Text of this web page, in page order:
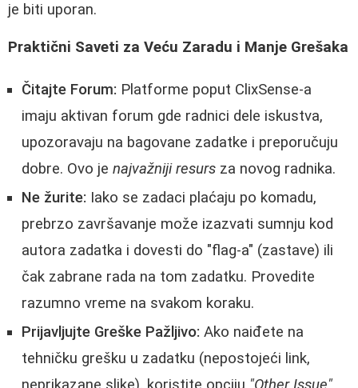
je biti uporan.
Praktični Saveti za Veću Zaradu i Manje Grešaka
Čitajte Forum: Platforme poput ClixSense-a
imaju aktivan forum gde radnici dele iskustva,
upozoravaju na bagovane zadatke i preporučuju
dobre. Ovo je najvažniji resurs za novog radnika.
Ne žurite: Iako se zadaci plaćaju po komadu,
prebrzo završavanje može izazvati sumnju kod
autora zadatka i dovesti do "flag-a" (zastave) ili
čak zabrane rada na tom zadatku. Provedite
razumno vreme na svakom koraku.
Prijavljujte Greške Pažljivo: Ako naiđete na
tehničku grešku u zadatku (nepostojeći link,